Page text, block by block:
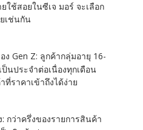
ใช้สอยในซีเจ มอร์ จะเลือก
เช่นกัน
Gen Z: ลูกค้ากลุ่มอายุ 16-
นประจำต่อเนื่องทุกเดือน
ราคาเข้าถึงได้ง่าย
กว่าครึ่งของรายการสินค้า